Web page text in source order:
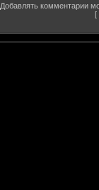
Добавлять комментарии
[